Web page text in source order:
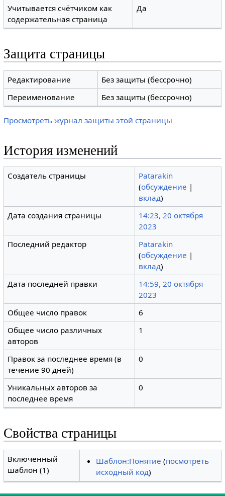
Учитывается счётчиком как
содержательная страница
Да
Защита страницы
Редактирование
Без защиты (бессрочно)
Переименование
Без защиты (бессрочно)
Просмотреть журнал защиты этой страницы
История изменений
Создатель страницы
Patarakin
(обсуждение |
вклад)
Дата создания страницы
14:23, 20 октября
2023
Последний редактор
Patarakin
(обсуждение |
вклад)
Дата последней правки
14:59, 20 октября
2023
Общее число правок
6
Общее число различных
авторов
1
Правок за последнее время (в
течение 90 дней)
0
Уникальных авторов за
последнее время
0
Свойства страницы
Включенный
шаблон (1)
Шаблон:Понятие (посмотреть
исходный код)